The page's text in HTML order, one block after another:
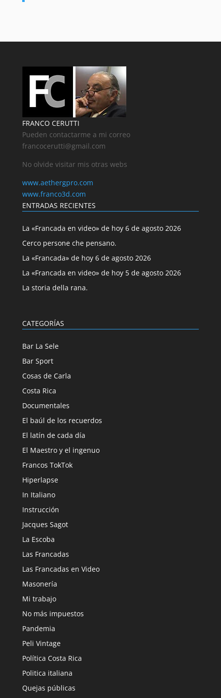
FRANCO CERUTTI
Pueden contactarme a mi correo
francocerutti@gmail.com
No olvide visitar mis otras webs
www.aethergpro.com
www.franco3d.com
ENTRADAS RECIENTES
La «Francada en video» de hoy 6 de agosto 2026
Cerco persone che pensano.
La «Francada» de hoy 6 de agosto 2026
La «Francada en video» de hoy 5 de agosto 2026
La storia della rana.
CATEGORÍAS
Bar La Sele
Bar Sport
Cosas de Carla
Costa Rica
Documentales
El baúl de los recuerdos
El latín de cada día
El Maestro y el ingenuo
Francos TokTok
Hiperlapse
In Italiano
Instrucción
Jacques Sagot
La Escoba
Las Francadas
Las Francadas en Video
Masonería
Mi trabajo
No más impuestos
Pandemia
Peli Vintage
Política Costa Rica
Politica italiana
Quejas públicas